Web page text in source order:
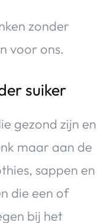
zonder
voor ons.
suiker
gezond zijn en
maar aan de
sappen en
die een of
bij het